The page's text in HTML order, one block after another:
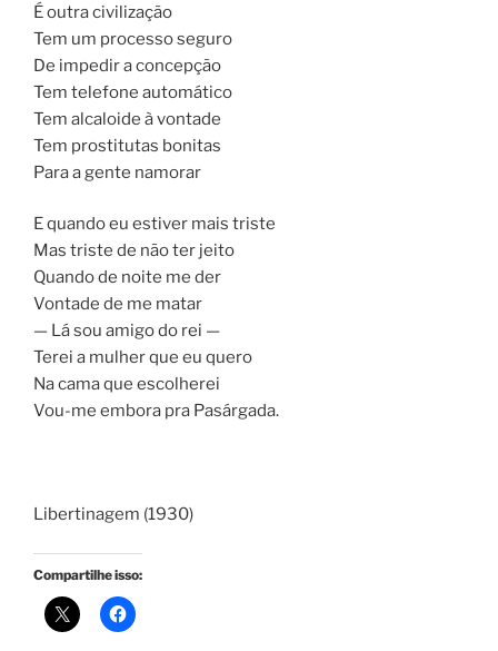
É outra civilização
Tem um processo seguro
De impedir a concepção
Tem telefone automático
Tem alcaloide à vontade
Tem prostitutas bonitas
Para a gente namorar
E quando eu estiver mais triste
Mas triste de não ter jeito
Quando de noite me der
Vontade de me matar
— Lá sou amigo do rei —
Terei a mulher que eu quero
Na cama que escolherei
Vou-me embora pra Pasárgada.
Libertinagem (1930)
Compartilhe isso: